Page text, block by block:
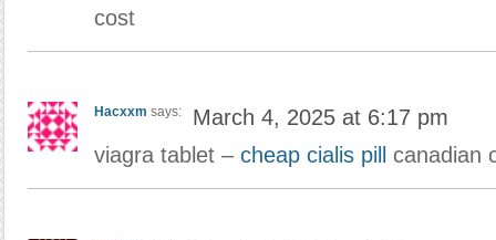
cost
Hacxxm says:
March 4, 2025 at 6:17 pm
viagra tablet – cheap cialis pill canadian